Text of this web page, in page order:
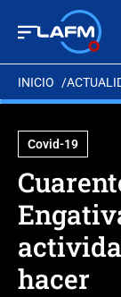
INICIO
Covid-19
hacer